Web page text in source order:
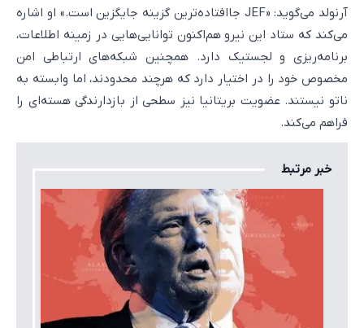
آرنولد می‌گوید: «JEF جاافتاده‌ترین گزینه جایگزین است.» او اشاره
می‌کند که ستاد این نیرو هم‌اکنون توانایی‌هایی در زمینه اطلاعات،
برنامه‌ریزی و لجستیک دارد. همچنین شبکه‌های ارتباطی امن
مخصوص خود را در اختیار دارد که هرچند محدودند، اما وابسته به
ناتو نیستند. عضویت بریتانیا نیز سطحی از بازدارندگی هسته‌ای را
فراهم می‌کند.
خبر مرتبط